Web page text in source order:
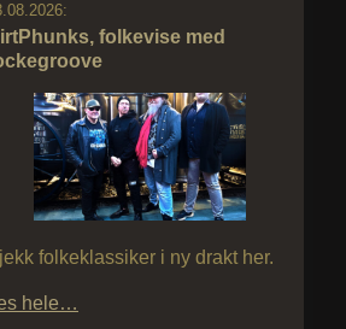
folkevise med
folkeklassiker i ny drakt her.
hele…